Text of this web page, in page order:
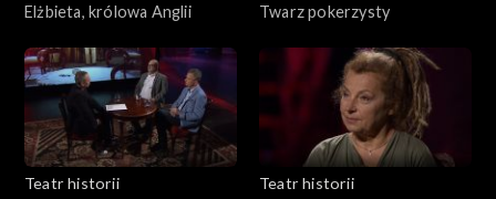
Elżbieta, królowa Anglii
Twarz pokerzysty
Teatr historii
Teatr historii